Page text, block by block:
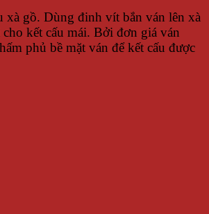
xà gồ. Dùng đinh vít bắn ván lên xà
kết cấu mái. Bởi đơn giá ván
phủ bề mặt ván để kết cấu được